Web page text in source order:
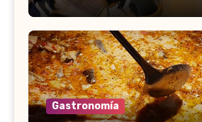
Gastronomía